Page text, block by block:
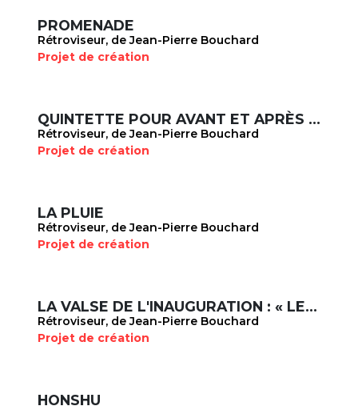
PROMENADE
Rétroviseur, de Jean-Pierre Bouchard
Projet de création
QUINTETTE POUR AVANT ET APRÈS À ÉCOUTER MAINTENANT : QUATRIÈME MOUVEMENT
Rétroviseur, de Jean-Pierre Bouchard
Projet de création
LA PLUIE
Rétroviseur, de Jean-Pierre Bouchard
Projet de création
LA VALSE DE L'INAUGURATION : « LES PORTEURS D'EAU »
Rétroviseur, de Jean-Pierre Bouchard
Projet de création
HONSHU